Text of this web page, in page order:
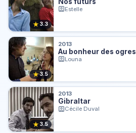
★3.3
Estelle
★3.5
2013
Au bonheur des ogres
Louna
★ 3.5
2013
Gibraltar
Cécile Duval